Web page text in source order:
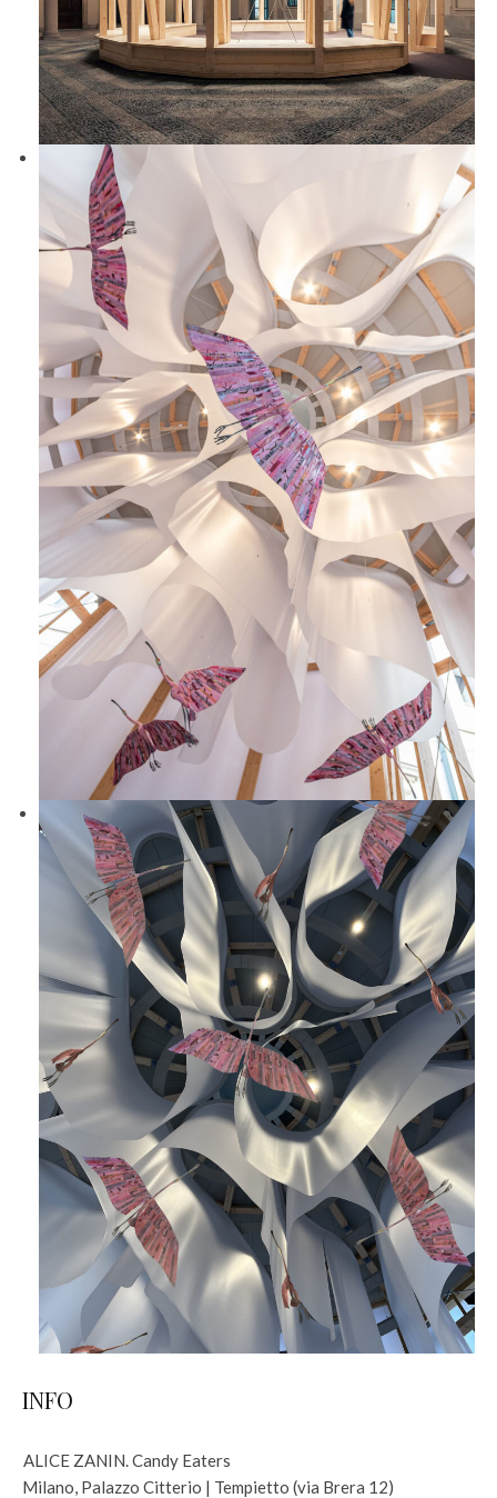
INFO
ALICE ZANIN. Candy Eaters
Milano, Palazzo Citterio | Tempietto (via Brera 12)